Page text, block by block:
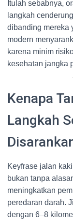
Itulah sebabnya,
langkah
dibanding mereka
modern
karena minim
kesehatan jangka
Kenapa
Langkah
Keyfrase jalan
bukan tanpa
meningkatkan
peredaran darah.
dengan 6–8